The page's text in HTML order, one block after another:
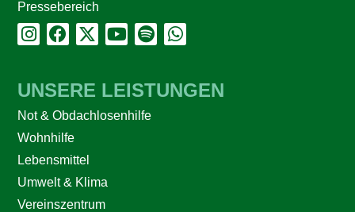
Pressebereich
UNSERE LEISTUNGEN
Not & Obdachlosenhilfe
Wohnhilfe
Lebensmittel
Umwelt & Klima
Vereinszentrum